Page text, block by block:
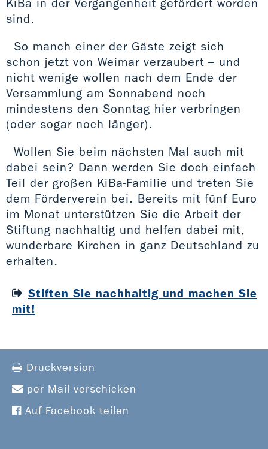
sind.
So manch einer der Gäste zeigt sich
schon jetzt von Weimar verzaubert – und
nicht wenige wollen nach dem Ende der
Versammlung am Sonnabend noch
mindestens den Sonntag hier verbringen
(oder sogar noch länger).
Wollen Sie beim nächsten Mal auch mit
dabei sein? Dann werden Sie doch einfach
Teil der großen KiBa-Familie und treten Sie
dem Förderverein bei. Bereits mit fünf Euro
im Monat unterstützen Sie die Arbeit der
Stiftung nachhaltig und helfen dabei mit,
wunderbare Kirchen in ganz Deutschland zu
erhalten.
Stiften Sie nachhaltig und machen Sie
mit!
Druckversion
per Mail verschicken
Auf Facebook teilen